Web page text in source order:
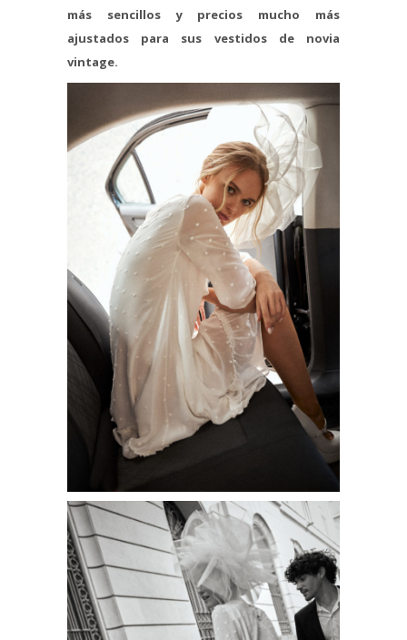
más sencillos y precios mucho más
ajustados para sus vestidos de novia
vintage.